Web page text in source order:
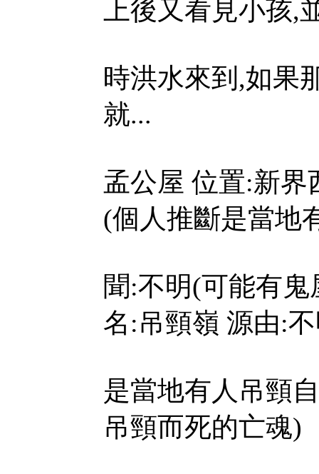
上後又看見小孩,
時洪水來到,如果
就...
孟公屋 位置:新界
(個人推斷是當地
聞:不明(可能有
名:吊頸嶺 源由:
是當地有人吊頸
吊頸而死的亡魂)